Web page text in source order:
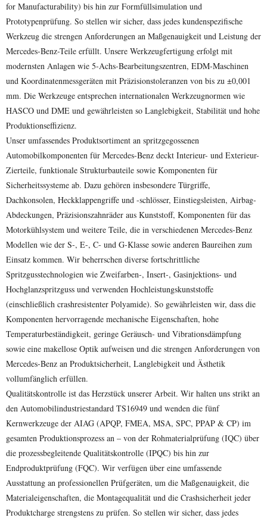
for Manufacturability) bis hin zur Formfüllsimulation und
Prototypenprüfung. So stellen wir sicher, dass jedes kundenspezifische
Werkzeug die strengen Anforderungen an Maßgenauigkeit und Leistung der
Mercedes-Benz-Teile erfüllt. Unsere Werkzeugfertigung erfolgt mit
modernsten Anlagen wie 5-Achs-Bearbeitungszentren, EDM-Maschinen
und Koordinatenmessgeräten mit Präzisionstoleranzen von bis zu ±0,001
mm. Die Werkzeuge entsprechen internationalen Werkzeugnormen wie
HASCO und DME und gewährleisten so Langlebigkeit, Stabilität und hohe
Produktionseffizienz.
Unser umfassendes Produktsortiment an spritzgegossenen
Automobilkomponenten für Mercedes-Benz deckt Interieur- und Exterieur-
Zierteile, funktionale Strukturbauteile sowie Komponenten für
Sicherheitssysteme ab. Dazu gehören insbesondere Türgriffe,
Dachkonsolen, Heckklappengriffe und -schlösser, Einstiegsleisten, Airbag-
Abdeckungen, Präzisionszahnräder aus Kunststoff, Komponenten für das
Motorkühlsystem und weitere Teile, die in verschiedenen Mercedes-Benz
Modellen wie der S-, E-, C- und G-Klasse sowie anderen Baureihen zum
Einsatz kommen. Wir beherrschen diverse fortschrittliche
Spritzgusstechnologien wie Zweifarben-, Insert-, Gasinjektions- und
Hochglanzspritzguss und verwenden Hochleistungskunststoffe
(einschließlich crashresistenter Polyamide). So gewährleisten wir, dass die
Komponenten hervorragende mechanische Eigenschaften, hohe
Temperaturbeständigkeit, geringe Geräusch- und Vibrationsdämpfung
sowie eine makellose Optik aufweisen und die strengen Anforderungen von
Mercedes-Benz an Produktsicherheit, Langlebigkeit und Ästhetik
vollumfänglich erfüllen.
Qualitätskontrolle ist das Herzstück unserer Arbeit. Wir halten uns strikt an
den Automobilindustriestandard TS16949 und wenden die fünf
Kernwerkzeuge der AIAG (APQP, FMEA, MSA, SPC, PPAP & CP) im
gesamten Produktionsprozess an – von der Rohmaterialprüfung (IQC) über
die prozessbegleitende Qualitätskontrolle (IPQC) bis hin zur
Endproduktprüfung (FQC). Wir verfügen über eine umfassende
Ausstattung an professionellen Prüfgeräten, um die Maßgenauigkeit, die
Materialeigenschaften, die Montagequalität und die Crashsicherheit jeder
Produktcharge strengstens zu prüfen. So stellen wir sicher, dass jedes